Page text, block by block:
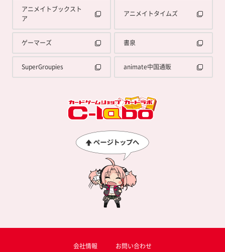
アニメイトブックスト
ア
アニメイトタイムズ
ゲーマーズ 書泉
SuperGroupies animate中国通販
会社情報 お問い合わせ